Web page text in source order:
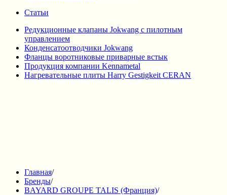
Статьи
Редукционные клапаны Jokwang с пилотным
управлением
Конденсатоотводчики Jokwang
Фланцы воротниковые приварные встык
Продукция компании Kennametal
Нагревательные плиты Harry Gestigkeit CERAN
Главная/
Бренды/
BAYARD GROUPE TALIS (Франция)/